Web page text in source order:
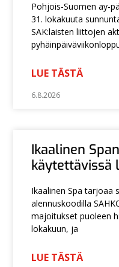
Pohjois-Suomen ay-
31. lokakuuta
SAK:laisten liittojen
LUE TÄSTÄ
6.8.2026
Ikaalinen
käytettävissä
Ikaalinen Spa tarjoaa
alennuskoodilla
majoitukset puoleen
lokakuun, ja
LUE TÄSTÄ